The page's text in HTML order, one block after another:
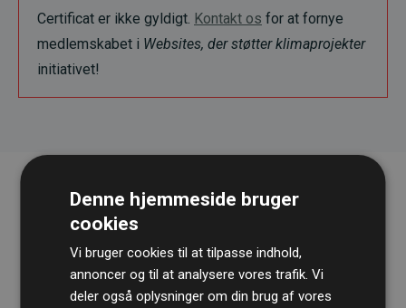
Certificat er ikke gyldigt. Kontakt os for at fornye
medlemskabet i Websites, der støtter klimaprojekter
initiativet!
Denne hjemmeside bruger
cookies
Vi bruger cookies til at tilpasse indhold,
annoncer og til at analysere vores trafik. Vi
deler også oplysninger om din brug af vores